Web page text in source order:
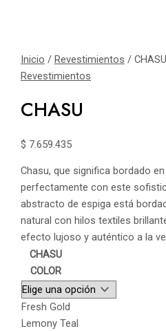
Inicio / Revestimientos / CHASU
Revestimientos
CHASU
$ 7.659.435
Chasu, que significa bordado
perfectamente con este
abstracto de espiga está
natural con hilos textiles
efecto lujoso y auténtico a la
CHASU
COLOR
Fresh Gold
Lemony Teal